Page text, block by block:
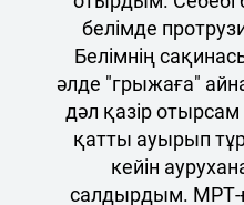
белімде
Белімнің
әлде "грыжаға"
дәл қазір
қатты ауырып
кейін
салдырдым. МРТ-